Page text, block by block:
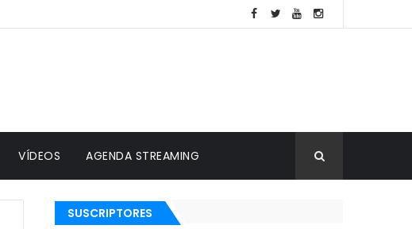
VÍDEOS AGENDA STREAMING
SUSCRIPTORES